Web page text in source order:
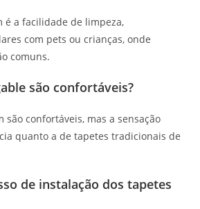
é a facilidade de limpeza,
com pets ou crianças, onde
comuns.
são confortáveis?
são confortáveis, mas a sensação
quanto a de tapetes tradicionais de
de instalação dos tapetes